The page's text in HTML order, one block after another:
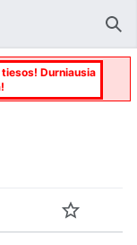
Durniausia
Stebėti